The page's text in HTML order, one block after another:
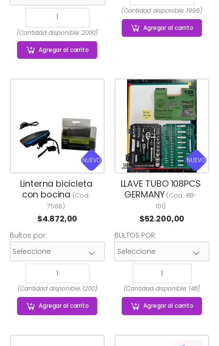
(Cantidad disponible: 2000)
Agregaral carrito
(Cantidad disponible: 1996)
Agregaral carrito
NUEVO
Linterna bicicleta
con bocina (Cod.:
7588)
$4.872,00
Bultos por:
(Cantidad disponible: 1200)
Agregaral carrito
NUEVO
LLAVE TUBO 108PCS
GERMANY (Cod.: RB-
101)
$52.200,00
BULTOS POR:
(Cantidad disponible: 148)
Agregaral carrito